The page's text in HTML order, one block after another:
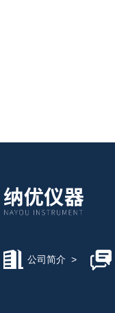
公司简介 >